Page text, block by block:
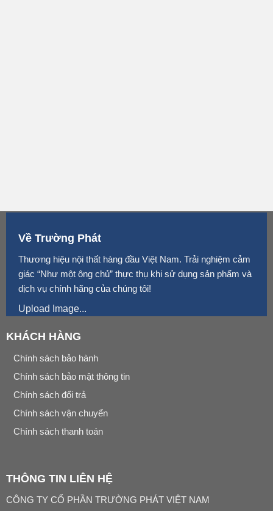
Về Trường Phát
Thương hiệu nội thất hàng đầu Việt Nam. Trải nghiệm cảm
giác “Như một ông chủ” thực thụ khi sử dụng sản phẩm và
dịch vụ chính hãng của chúng tôi!
Upload Image...
KHÁCH HÀNG
Chính sách bảo hành
Chính sách bảo mật thông tin
Chính sách đổi trả
Chính sách vận chuyển
Chính sách thanh toán
THÔNG TIN LIÊN HỆ
CÔNG TY CỔ PHẦN TRƯỜNG PHÁT VIỆT NAM